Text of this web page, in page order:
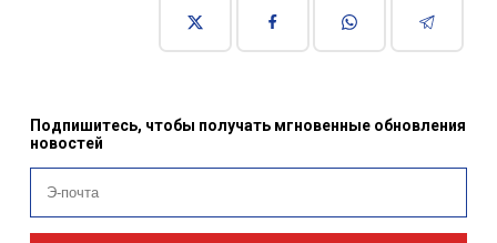
Подпишитесь, чтобы получать мгновенные обновления
новостей